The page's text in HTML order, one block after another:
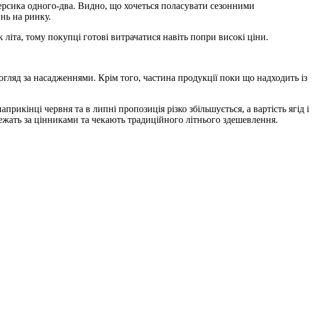
одного-два. Видно, що хочеться поласувати сезонними
на ринку.
тому покупці готові витрачатися навіть попри високі ціни.
за насадженнями. Крім того, частина продукції поки що надходить із
червня та в липні пропозиція різко збільшується, а вартість ягід і
за цінниками та чекають традиційного літнього здешевлення.